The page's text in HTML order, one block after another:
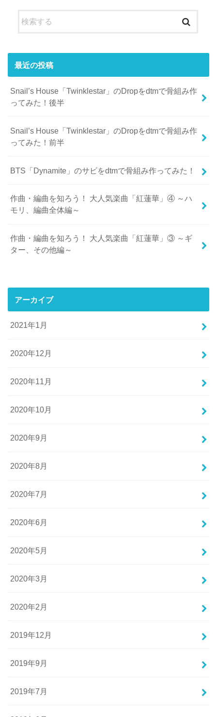
最近の投稿
Snail’s House「Twinklestar」のDropをdtmで骨組み作
ってみた！後半
Snail’s House「Twinklestar」のDropをdtmで骨組み作
ってみた！前半
BTS「Dynamite」のサビをdtmで骨組み作ってみた！
作曲・編曲を知ろう！ 大人気楽曲「紅蓮華」④ ～ハ
モリ、編曲全体編～
作曲・編曲を知ろう！ 大人気楽曲「紅蓮華」③ ～ギ
ター、その他編～
アーカイブ
2021年1月
2020年12月
2020年11月
2020年10月
2020年9月
2020年8月
2020年7月
2020年6月
2020年5月
2020年3月
2020年2月
2019年12月
2019年9月
2019年7月